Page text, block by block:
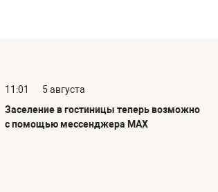
11:01
5 августа
Заселение в гостиницы теперь возможно
с помощью мессенджера MAX